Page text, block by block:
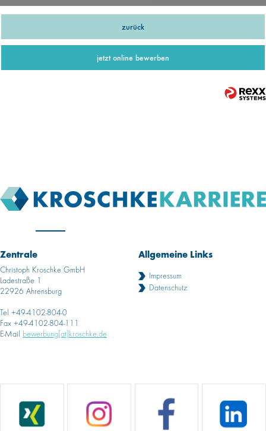
zurück
jetzt online bewerben
Zentrale
Christoph Kroschke GmbH
Ladestraße 1
22926 Ahrensburg
Tel +49-4102-804-0
Fax +49-4102-804-111
E-Mail bewerbung[at]kroschke.de
Allgemeine Links
Impressum
Datenschutz